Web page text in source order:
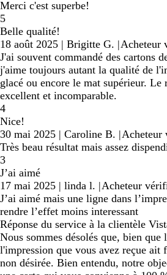
Merci c'est superbe!
5
Belle qualité!
18 août 2025 | Brigitte G. |Acheteur
J'ai souvent commandé des cartons
j'aime toujours autant la qualité de
glacé ou encore le mat supérieur.
excellent et incomparable.
4
Nice!
30 mai 2025 | Caroline B. |Acheteur
Très beau résultat mais assez
3
J’ai aimé
17 mai 2025 | linda l. |Acheteur
J’ai aimé mais une ligne dans
rendre l’effet moins interessant
Réponse du service à la clientèle
Nous sommes désolés que, bien
l'impression que vous avez reçue ait
non désirée. Bien entendu, notre